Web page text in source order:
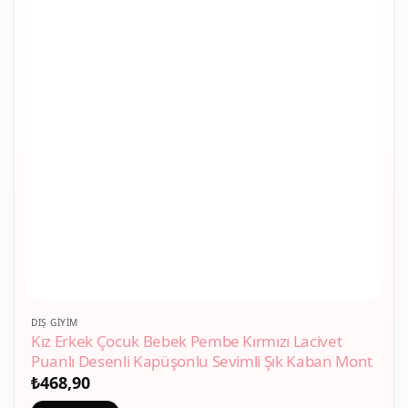
DIŞ GIYIM
Kız Erkek Çocuk Bebek Pembe Kırmızı Lacivet
Puanlı Desenli Kapüşonlu Sevimli Şık Kaban Mont
₺468,90
Bu
ürünün
birden
fazla
varyasyonu